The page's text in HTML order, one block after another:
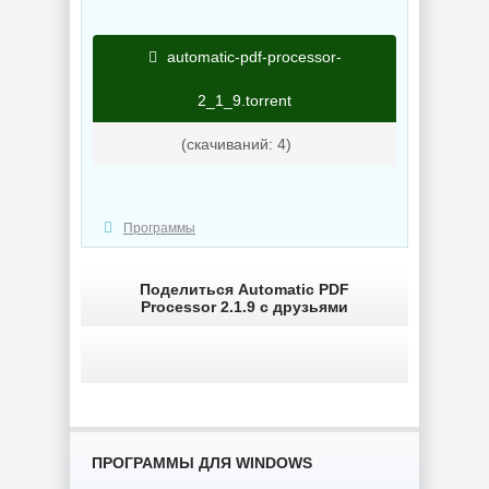
загрузчик Internet
Download Manager
6.43 Build 7 by
Увеличение фото
Topaz Gigapixel
automatic-pdf-processor-
2_1_9.torrent
(cкачиваний: 4)
Программы
Поделиться Automatic PDF
Processor 2.1.9 с друзьями
ПРОГРАММЫ ДЛЯ WINDOWS